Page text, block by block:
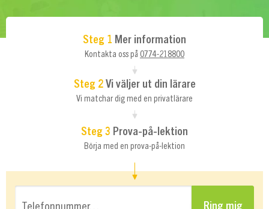
Steg 1 Mer information
Kontakta oss på 0774-218800
Steg 2Vi väljer ut din lärare
Vi matchar dig med en privatlärare
Steg 3 Prova-på-lektion
Börja med en prova-på-lektion
Telefonnummer… Ring mig